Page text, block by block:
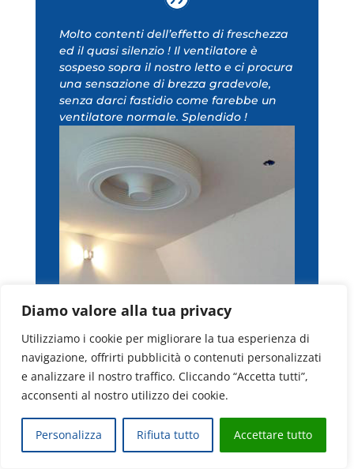
Diamo valore alla tua privacy
Utilizziamo i cookie per migliorare la tua esperienza di
navigazione, offrirti pubblicità o contenuti personalizzati
e analizzare il nostro traffico. Cliccando “Accetta tutti”,
acconsenti al nostro utilizzo dei cookie.
Personalizza Rifiuta tutto Accettare tutto
Molto contenti dell’effetto di freschezza
ed il quasi silenzio ! Il ventilatore è
sospeso sopra il nostro letto e ci procura
una sensazione di brezza gradevole,
senza darci fastidio come farebbe un
ventilatore normale. Splendido !